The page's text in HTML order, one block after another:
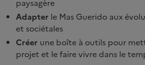
paysagère
Adapter le Mas Guerido aux
et sociétales
Créer une boîte à outils pour
projet et le faire vivre dans le